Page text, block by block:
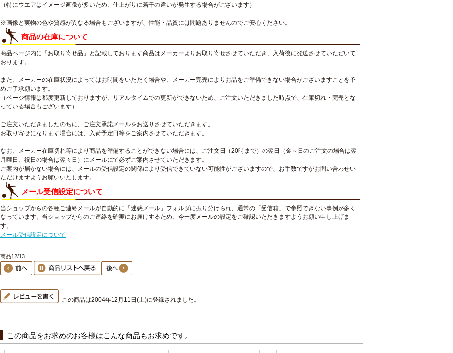
（特にウエアはイメージ画像が多いため、仕上がりに若干の違いが発生する場合がございます）
※画像と実物の色や質感が異なる場合もございますが、性能・品質には問題ありませんのでご安心ください。
商品の在庫について
商品ページ内に「お取り寄せ品」と記載しております商品はメーカーよりお取り寄せさせていただき、入荷後に発送させていただいて
おります。
また、メーカーの在庫状況によってはお時間をいただく場合や、メーカー完売によりお品をご準備できない場合がございますことを予
めご了承願います。
（ページ情報は都度更新しておりますが、リアルタイムでの更新ができないため、ご注文いただきました時点で、在庫切れ・完売とな
っている場合もございます）
ご注文いただきましたのちに、ご注文承諾メールをお送りさせていただきます。
お取り寄せになります場合には、入荷予定日等をご案内させていただきます。
なお、メーカー在庫切れ等により商品を準備することができない場合には、ご注文日（20時まで）の翌日（金～日のご注文の場合は翌
月曜日、祝日の場合は翌々日）にメールにて必ずご案内させていただきます。
ご案内が届かない場合には、メールの受信設定の関係により受信できていない可能性がございますので、お手数ですがお問い合わせい
ただけますようお願いいたします。
メール受信設定について
当ショップからの各種ご連絡メールが自動的に「迷惑メール」フォルダに振り分けられ、通常の「受信箱」で参照できない事例が多く
なっています。当ショップからのご連絡を確実にお届けするため、今一度メールの設定をご確認いただきますようお願い申し上げま
す。
メール受信設定について
商品12/13
この商品は2004年12月11日(土)に登録されました。
この商品をお求めのお客様はこんな商品もお求めです。